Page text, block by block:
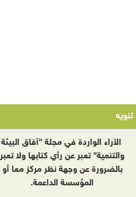
تنويه
الآراء الواردة في مجلة "آفاق البيئة
والتنمية" تعبر عن رأي كتابها ولا تعبر
بالضرورة عن وجهة نظر مركز معا أو
المؤسسة الداعمة.